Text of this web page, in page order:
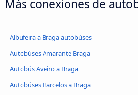
Más conexiones de
Albufeira a Braga autobúses
Autobúses Amarante Braga
Autobús Aveiro a Braga
Autobúses Barcelos a Braga